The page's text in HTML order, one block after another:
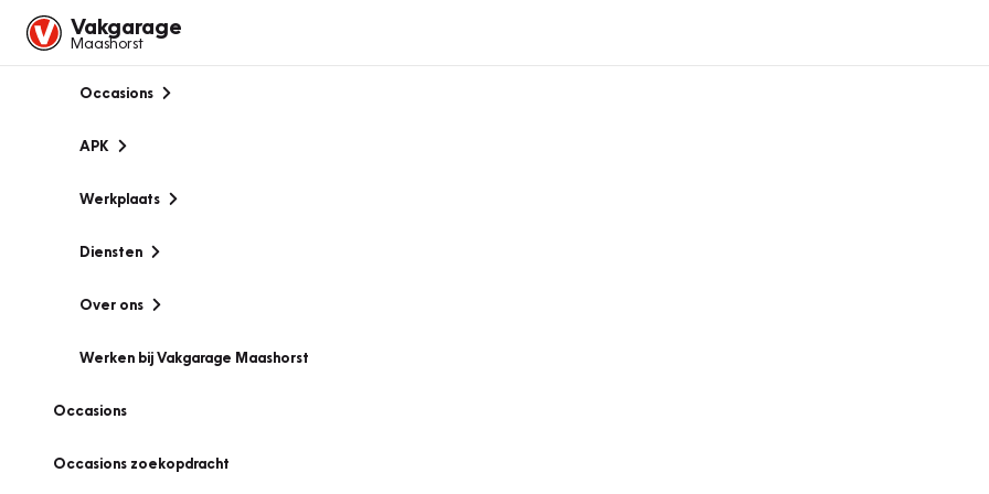
Vakgarage
Maashorst
Occasions
APK
Werkplaats
Diensten
Over ons
Werken bij Vakgarage Maashorst
Occasions
Occasions zoekopdracht